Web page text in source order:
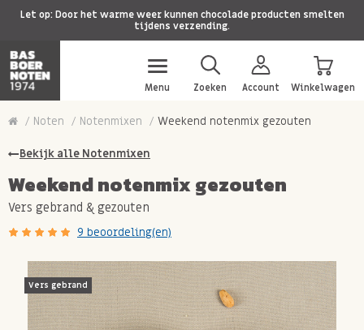
Let op: Door het warme weer kunnen chocolade producten smelten
tijdens verzending.
Menu Zoeken Account Winkelwagen
Noten Notenmixen Weekend notenmix gezouten
Bekijk alle Notenmixen
Weekend notenmix gezouten
Vers gebrand & gezouten
9 beoordeling(en)
Vers gebrand